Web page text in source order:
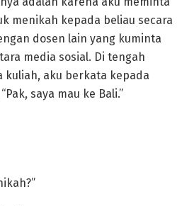
menikah kepada beliau secara
dosen lain yang kuminta
media sosial. Di tengah
kuliah, aku berkata kepada
saya mau ke Bali.”